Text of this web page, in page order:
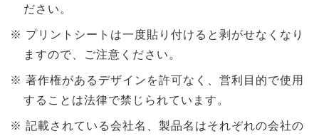
ださい。
プリントシートは一度貼り付けると剥がせなくなり
ますので、ご注意ください。
著作権があるデザインを許可なく、営利目的で使用
することは法律で禁じられています。
記載されている会社名、製品名はそれぞれの会社の